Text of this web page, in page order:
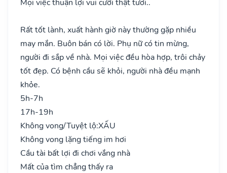
Mọi việc thuận lợi vui cười thật tươi..
Rất tốt lành, xuất hành giờ này thường gặp nhiều
may mắn. Buôn bán có lời. Phụ nữ có tin mừng,
người đi sắp về nhà. Mọi việc đều hòa hợp, trôi chảy
tốt đẹp. Có bệnh cầu sẽ khỏi, người nhà đều mạnh
khỏe.
5h-7h
17h-19h
Không vong/Tuyệt lộ:XẤU
Không vong lặng tiếng im hơi
Cầu tài bất lợi đi chơi vắng nhà
Mất của tìm chẳng thấy ra